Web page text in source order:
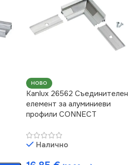
НОВО
Kanlux 26562 Съединителен
елемент за алуминиеви
профили CONNECT
Налично